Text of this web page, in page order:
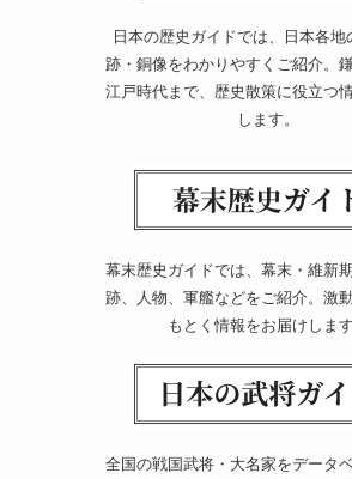
日本の歴史ガイドでは、日本各地
跡・銅像をわかりやすくご紹介。
江戸時代まで、歴史散策に役立つ
します。
幕末歴史ガイドでは、幕末・維新
跡、人物、軍艦などをご紹介。激
もとく情報をお届けします
全国の戦国武将・大名家をデータ